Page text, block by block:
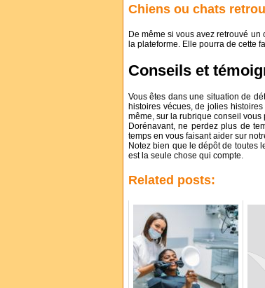
Chiens ou chats
De même si vous avez retrouvé un
la plateforme. Elle pourra de cette
Conseils et
Vous êtes dans une situation de
histoires vécues, de jolies
même, sur la rubrique conseil
Dorénavant, ne perdez plus de
temps en vous faisant aider sur
Notez bien que le dépôt de toutes
est la seule chose qui compte.
Related posts: